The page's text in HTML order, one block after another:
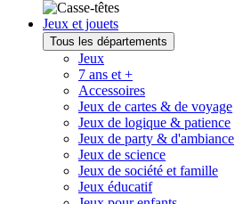
Jeux et jouets
Tous les départements
Jeux
7 ans et +
Accessoires
Jeux de cartes & de voyage
Jeux de logique & patience
Jeux de party & d'ambiance
Jeux de science
Jeux de société et famille
Jeux éducatif